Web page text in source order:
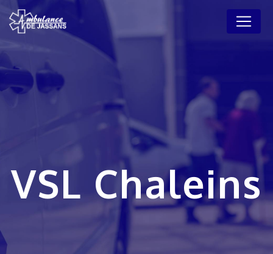
VSL Chaleins
Panneau de gestion des cookies